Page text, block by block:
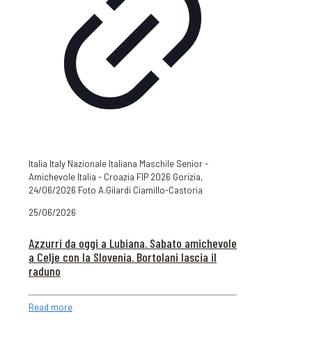
Italia Italy Nazionale Italiana Maschile Senior -
Amichevole Italia - Croazia FIP 2026 Gorizia,
24/06/2026 Foto A.Gilardi Ciamillo-Castoria
25/06/2026
Azzurri da oggi a Lubiana. Sabato amichevole
a Celje con la Slovenia. Bortolani lascia il
raduno
Read more